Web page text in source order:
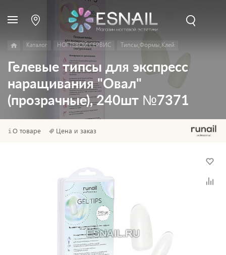
Каталог НОГТЕВОЙ СЕРВИС Типсы,Формы,Клей
Гелевые типсы для экспресс
наращивания "Овал"
(прозрачные), 240шт №7371
О товаре Цена и заказ